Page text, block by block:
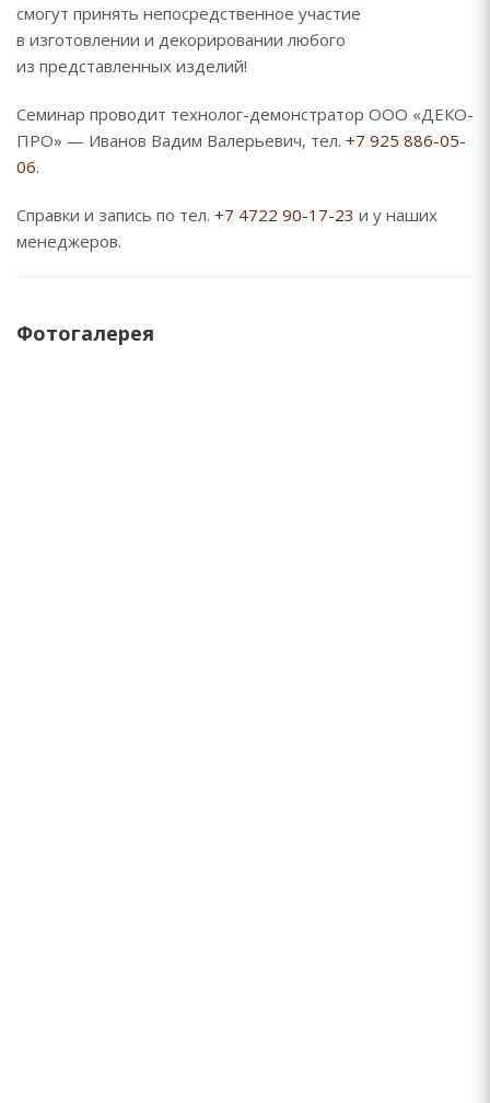
смогут принять непосредственное участие
в изготовлении и декорировании любого
из представленных изделий!
Семинар проводит технолог-демонстратор ООО «ДЕКО-
ПРО» — Иванов Вадим Валерьевич, тел. +7 925 886-05-
06.
Справки и запись по тел. +7 4722 90-17-23 и у наших
менеджеров.
Фотогалерея